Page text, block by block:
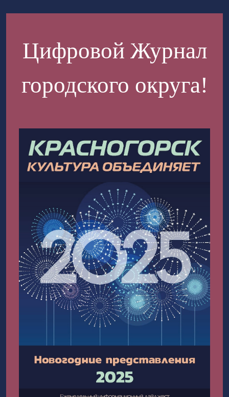
Цифровой Журнал
городского округа!